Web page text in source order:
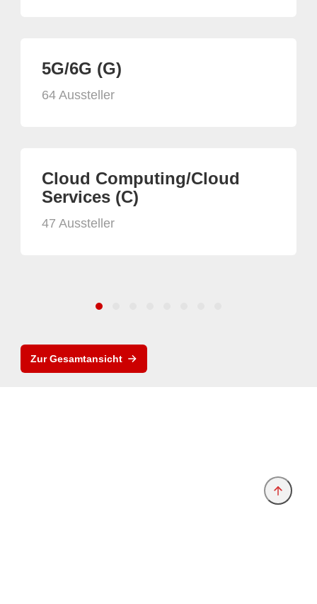
5G/6G (G)
64 Aussteller
Cloud Computing/Cloud
Services (C)
47 Aussteller
Zur Gesamtansicht